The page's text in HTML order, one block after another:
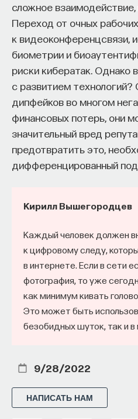
сложное
Переход от очных
к видеоконференцсвязи,
биометрии и
риски кибератак. Однако
с развитием
дипфейков во многом
финансовых потерь, они
значительный вред
предотвратить это,
дифференцированный
Кирилл Вышегородцев
Каждый человек должен
к цифровому следу,
в интернете. Если в сети
фотография, то уже
как минимум кивать
Это может быть
безобидных шуток, так и
9/28/2022
НАПИСАТЬ НАМ